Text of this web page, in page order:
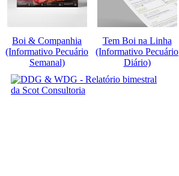
Boi & Companhia
(Informativo Pecuário
Semanal)
Tem Boi na Linha
(Informativo Pecuário
Diário)